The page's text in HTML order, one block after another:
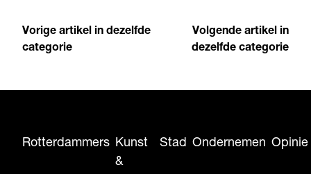
Vorige artikel in dezelfde
categorie
Volgende artikel in
dezelfde categorie
Rotterdammers Kunst
&
Stad Ondernemen Opinie